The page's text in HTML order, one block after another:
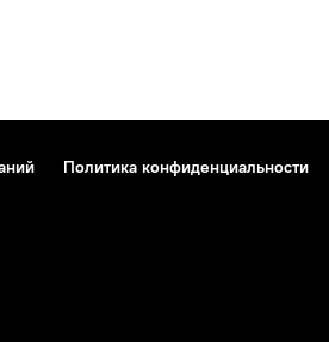
Политика конфиденциальности